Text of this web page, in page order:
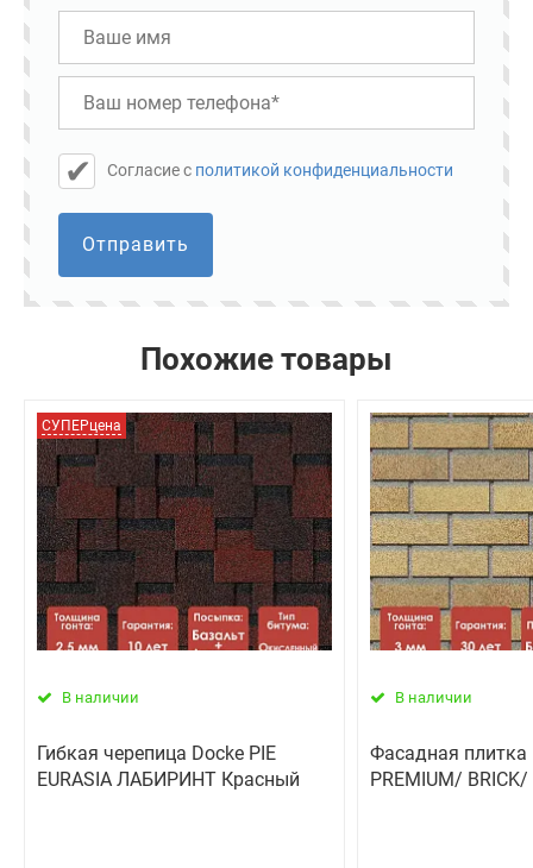
Cогласие с политикой конфиденциальности
Отправить
Похожие товары
СУПЕРцена
В наличии
Гибкая черепица Docke PIE
EURASIA ЛАБИРИНТ Красный
В наличии
Фасадная плитка
PREMIUM/